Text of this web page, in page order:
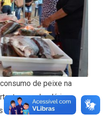
de peixe na
no calendário
através da